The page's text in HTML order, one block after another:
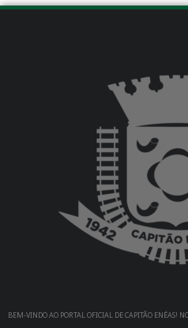
BEM-VINDO AO PORTAL OFICIAL DE CAPITÃO ENÉAS!